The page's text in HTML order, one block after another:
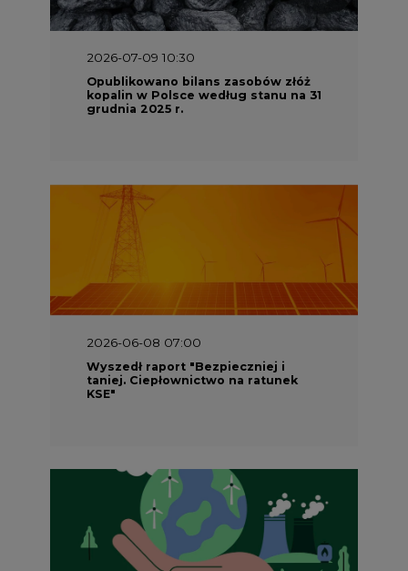
2026-07-09 10:30
Opublikowano bilans zasobów złóż
kopalin w Polsce według stanu na 31
grudnia 2025 r.
2026-06-08 07:00
Wyszedł raport "Bezpieczniej i
taniej. Ciepłownictwo na ratunek
KSE"